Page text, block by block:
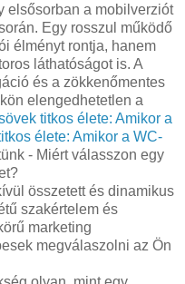
elsősorban a mobilverziót
Egy rosszul működő
élményt rontja, hanem
láthatóságot is. A
és a zökkenőmentes
elengedhetetlen a
titkos élete: Amikor a
élete: Amikor a WC-
- Miért válasszon egy
összetett és dinamikus
szakértelem és
marketing
megválaszolni az Ön